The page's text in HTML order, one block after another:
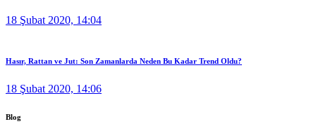
18 Şubat 2020, 14:04
Hasır, Rattan ve Jut: Son Zamanlarda Neden Bu Kadar Trend Oldu?
18 Şubat 2020, 14:06
Blog